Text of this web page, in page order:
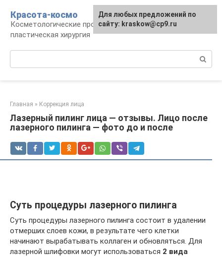
контенту
Красота-космо
Косметологические процедуры,
пластическая хирургия
Главная » Коррекция лица
Лазерный пилинг лица — отзывы. Лицо после
лазерного пилинга — фото до и после
Суть процедуры лазерного пилинга
Суть процедуры лазерного пилинга состоит в удалении
отмерших слоев кожи, в результате чего клетки
начинают вырабатывать коллаген и обновляться. Для
лазерной шлифовки могут использоваться 2 вида
Для любых предложений по
сайту: kraskow@cp9.ru